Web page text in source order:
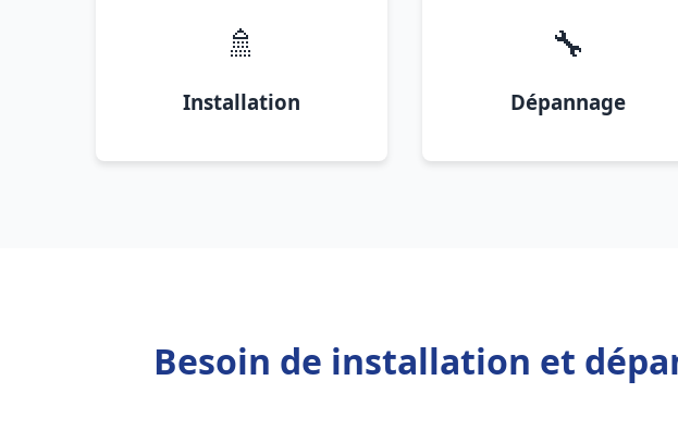
🚿
Installation
🔧
Dépannage
Besoin de installation et